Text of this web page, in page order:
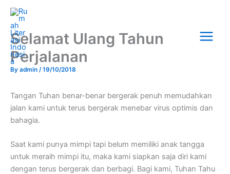
Skip
content
Menu
Selamat Ulang Tahun
Perjalanan
By admin /19/10/2018
Tangan Tuhan benar-benar bergerak penuh memudahkan
jalan kami untuk terus bergerak menebar virus optimis dan
bahagia.
Saat kami punya mimpi tapi belum memiliki anak tangga
untuk meraih mimpi itu, maka kami siapkan saja diri kami
dengan terus bergerak dan berbagi. Bagi kami, Tuhan Tahu